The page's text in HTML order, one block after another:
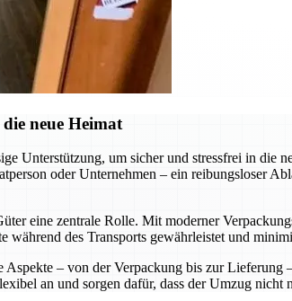
neue Heimat
Unterstützung, um sicher und stressfrei in die
oder Unternehmen – ein reibungsloser
eine zentrale Rolle. Mit moderner
des Transports gewährleistet und
– von der Verpackung bis zur Lieferung
an und sorgen dafür, dass der Umzug